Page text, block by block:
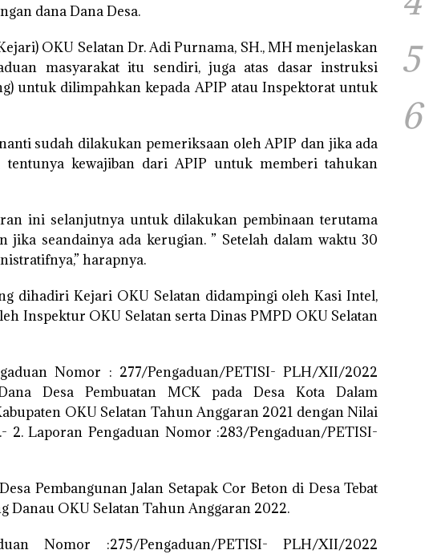
dana Dana Desa.
OKU Selatan Dr. Adi Purnama, SH., MH menjelaskan
masyarakat itu sendiri, juga atas dasar instruksi
untuk dilimpahkan kepada APIP atau Inspektorat untuk
sudah dilakukan pemeriksaan oleh APIP dan jika ada
kewajiban dari APIP untuk memberi tahukan
ini selanjutnya untuk dilakukan pembinaan terutama
jika seandainya ada kerugian. ” Setelah dalam waktu 30
harapnya.
dihadiri Kejari OKU Selatan didampingi oleh Kasi Intel,
Inspektur OKU Selatan serta Dinas PMPD OKU Selatan
Nomor : 277/Pengaduan/PETISI- PLH/XII/2022
Desa Pembuatan MCK pada Desa Kota Dalam
OKU Selatan Tahun Anggaran 2021 dengan Nilai
2. Laporan Pengaduan Nomor :283/Pengaduan/PETISI-
Pembangunan Jalan Setapak Cor Beton di Desa Tebat
Danau OKU Selatan Tahun Anggaran 2022.
Nomor :275/Pengaduan/PETISI- PLH/XII/2022
5
6